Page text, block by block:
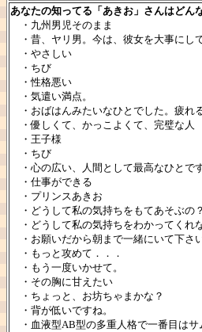
あなたの知ってる「あきお」さんはどん
・九州男児そのまま
・昔、ヤリ男。今は、彼女を大事にし
・やさしい
・ちび
・性格悪い
・気遣い満点。
・おばはんみたいなひとでした。疲れ
・優しくて、かっこよくて、完璧な人
・王子様
・ちび
・心の広い、人間として最高なひとです
・仕事ができる
・プリンスあきお
・どうして私の気持ちをもてあそぶの？
・どうして私の気持ちをわかってくれ
・お願いだから朝まで一緒にいて下さい
・もっと攻めて．．．
・もう一度いかせて。
・その胸に甘えたい
・ちょっと、お坊ちゃまかな？
・背が低いですね。
・血液型AB型の多重人格で一番目はサ